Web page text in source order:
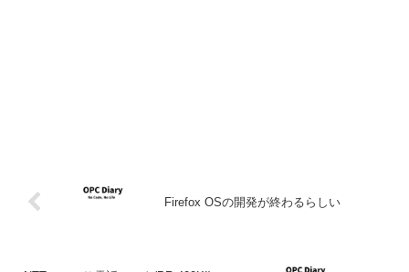
Firefox OSの開発が終わるらしい